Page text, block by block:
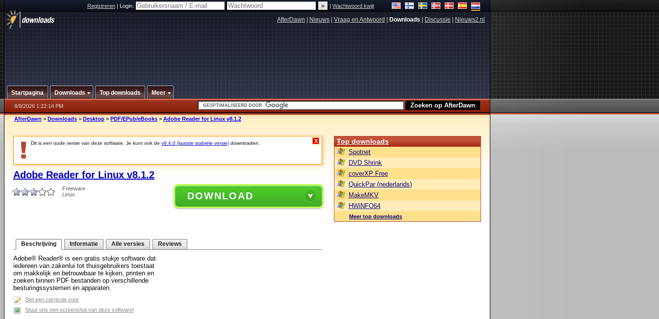
Registreren|Login: |Wachtwoord kwijt
AfterDawn Nieuws Vraag en Antwoord Downloads Discussie Nieuws2.nl
Startpagina Downloads Top downloads Meer
8/9/2026 1:22:14 PM
AfterDawn > Downloads > Desktop > PDF/EPub/eBooks > Adobe Reader for Linux v8.1.2
Dit is een oude versie van deze software. Je kunt ook de v9.4.0 (laatste stabiele versie) downloaden. X
Adobe Reader for Linux v8.1.2
Freeware
Linux
DOWNLOAD
Beschrijving Informatie Alle versies Reviews
Adobe® Reader® is een gratis stukje software dat
iedereen van zakenlui tot thuisgebruikers toestaat
om makkelijk en betrouwbaar te kijken, printen en
zoeken binnen PDF bestanden op verschillende
besturingssystemen en apparaten.
Stel een correctie voor
Stuur ons een screenshot van deze software!
Top downloads
Spotnet
DVD Shrink
coverXP Free
QuickPar (nederlands)
MakeMKV
HWiNFO64
Meer top downloads